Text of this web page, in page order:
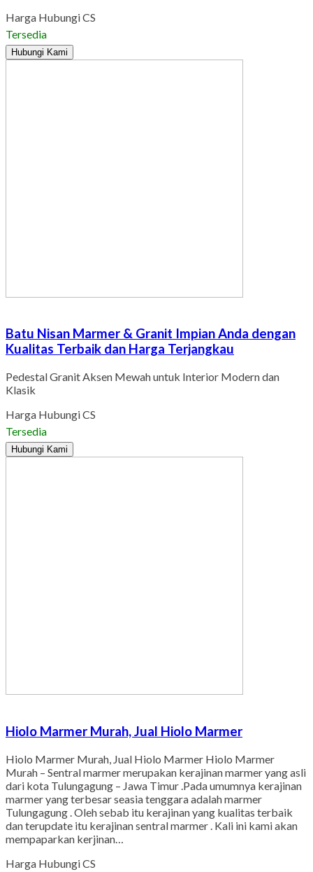
Harga Hubungi CS
Tersedia
Hubungi Kami
Batu Nisan Marmer & Granit Impian Anda dengan
Kualitas Terbaik dan Harga Terjangkau
Pedestal Granit Aksen Mewah untuk Interior Modern dan
Klasik
Harga Hubungi CS
Tersedia
Hubungi Kami
Hiolo Marmer Murah, Jual Hiolo Marmer
Hiolo Marmer Murah, Jual Hiolo Marmer Hiolo Marmer
Murah – Sentral marmer merupakan kerajinan marmer yang asli
dari kota Tulungagung – Jawa Timur .Pada umumnya kerajinan
marmer yang terbesar seasia tenggara adalah marmer
Tulungagung . Oleh sebab itu kerajinan yang kualitas terbaik
dan terupdate itu kerajinan sentral marmer . Kali ini kami akan
mempaparkan kerjinan…
Harga Hubungi CS